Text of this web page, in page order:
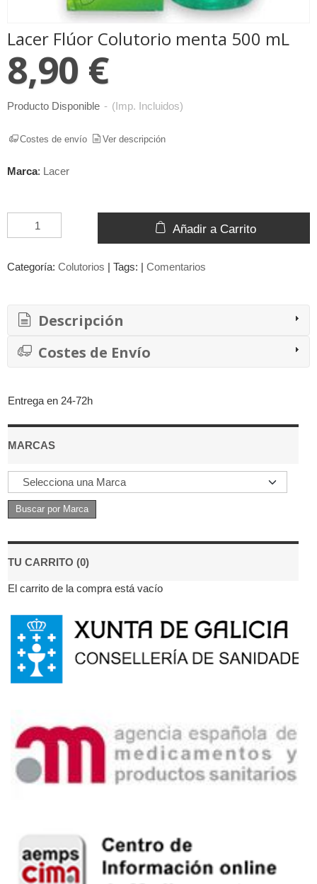
Entrega en 24-72h
MARCAS
TU CARRITO (0)
El carrito de la compra está vacío
Lacer Flúor Colutorio menta 500 mL
8,90 €
Producto Disponible - (Imp. Incluidos)
Costes de envío Ver descripción
Marca: Lacer
Añadir a Carrito
Categoría: Colutorios | Tags: | Comentarios
Descripción
Costes de Envío